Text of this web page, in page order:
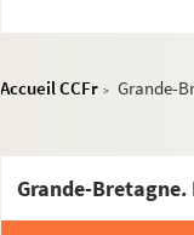
Accueil CCFr > Grande-
Grande-Bretagne.
Portraits
Documents en
Célébration et